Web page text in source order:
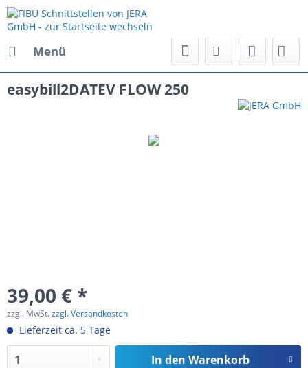
Menü
easybill2DATEV FLOW 250
39,00 € *
zzgl. MwSt.zzgl. Versandkosten
Lieferzeit ca. 5 Tage
In den Warenkorb